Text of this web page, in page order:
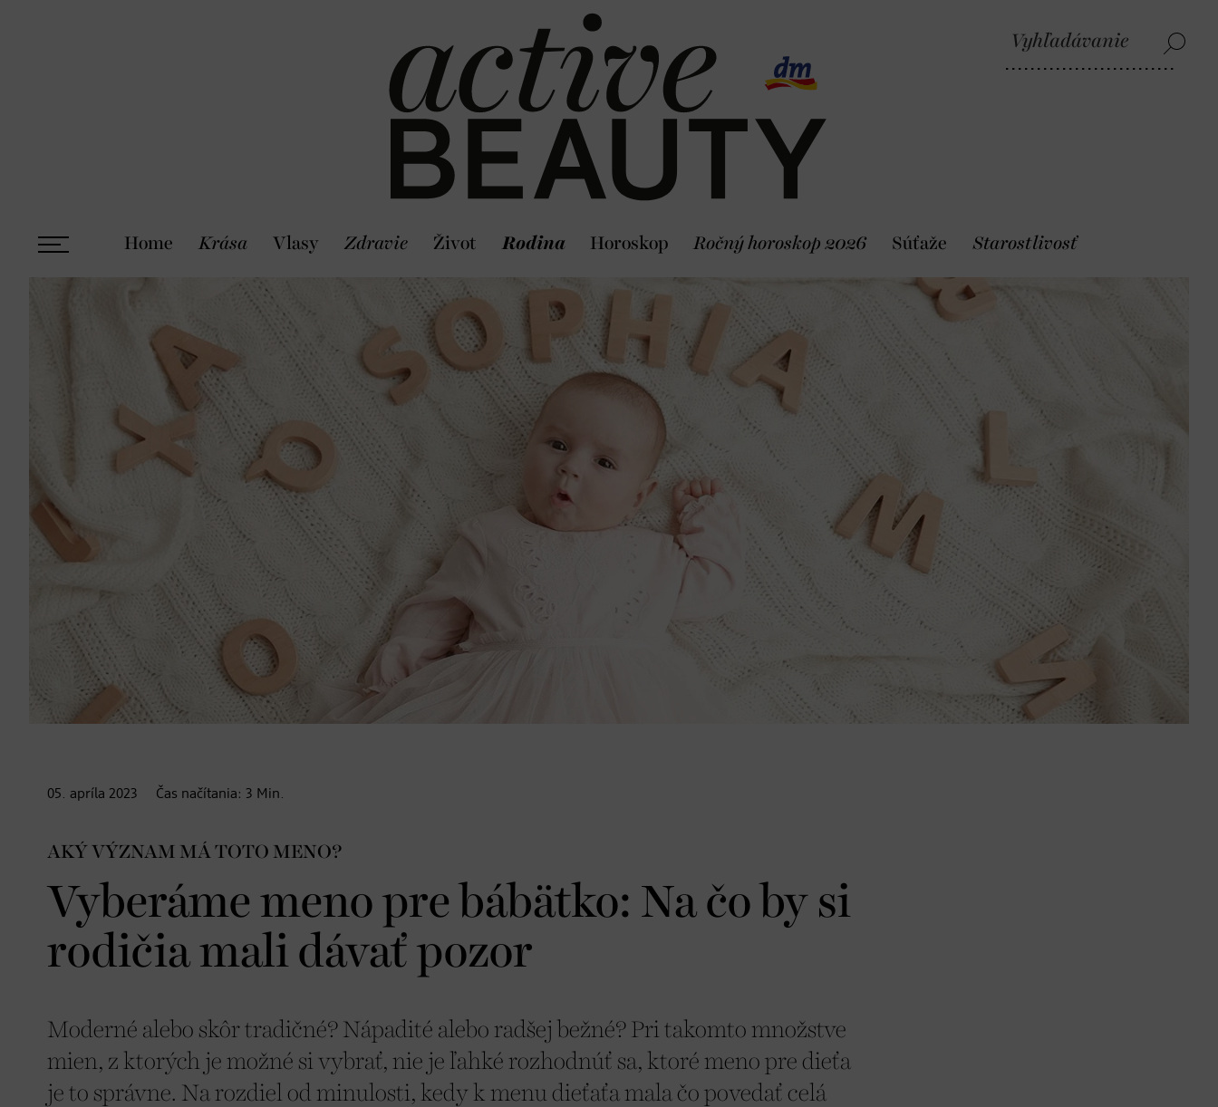
Home Krása Vlasy Zdravie Život Rodina Horoskop Ročný horoskop 2026 Súťaže Starostlivosť
05. apríla 2023 Čas načítania: 3 Min.
AKÝ VÝZNAM MÁ TOTO MENO?
Vyberáme meno pre bábätko: Na čo by si
rodičia mali dávať pozor
Moderné alebo skôr tradičné? Nápadité alebo radšej bežné? Pri takomto množstve
mien, z ktorých je možné si vybrať, nie je ľahké rozhodnúť sa, ktoré meno pre dieťa
je to správne. Na rozdiel od minulosti, kedy k menu dieťaťa mala čo povedať celá